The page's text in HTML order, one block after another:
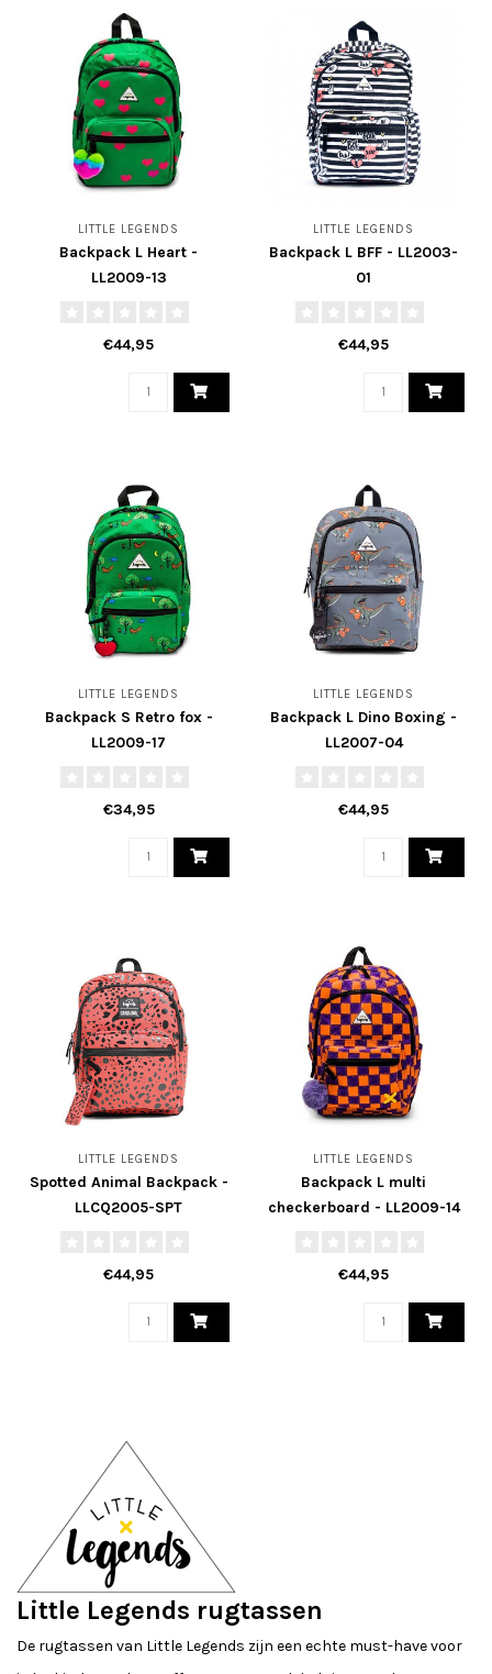
LITTLE LEGENDS
Backpack L Heart -
LL2009-13
€44,95
LITTLE LEGENDS
Backpack L BFF - LL2003-
01
€44,95
LITTLE LEGENDS
Backpack S Retro fox -
LL2009-17
€34,95
LITTLE LEGENDS
Backpack L Dino Boxing -
LL2007-04
€44,95
LITTLE LEGENDS
Spotted Animal Backpack -
LLCQ2005-SPT
€44,95
LITTLE LEGENDS
Backpack L multi
checkerboard - LL2009-14
€44,95
Little Legends rugtassen
De rugtassen van Little Legends zijn een echte must-have voor